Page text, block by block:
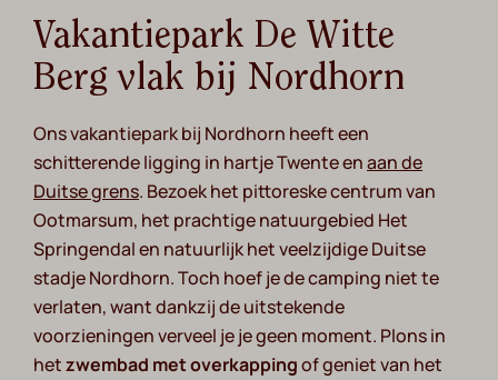
Vakantiepark De Witte
Berg vlak bij Nordhorn
Ons vakantiepark bij Nordhorn heeft een
schitterende ligging in hartje Twente enaan de
Duitse grens. Bezoek het pittoreske centrum van
Ootmarsum, het prachtige natuurgebied Het
Springendal en natuurlijk het veelzijdige Duitse
stadje Nordhorn. Toch hoef je de camping niet te
verlaten, want dankzij de uitstekende
voorzieningen verveel je je geen moment. Plons in
hetzwembad met overkappingof geniet van het